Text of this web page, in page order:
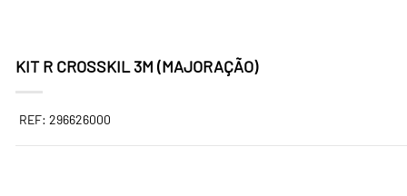
KIT R CROSSKIL 3M (MAJORAÇÃO)
REF: 296626000